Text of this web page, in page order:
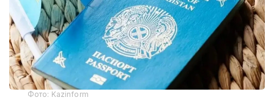
Фото: Kazinform